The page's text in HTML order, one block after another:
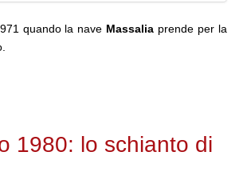
quando la nave Massalia prende per la
1980: lo schianto di